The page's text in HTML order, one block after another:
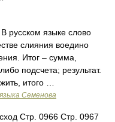
русском языке слово
слияния воедино
Итог – сумма,
подсчета; результат.
итого …
Семенова
Стр. 0966 Стр. 0967